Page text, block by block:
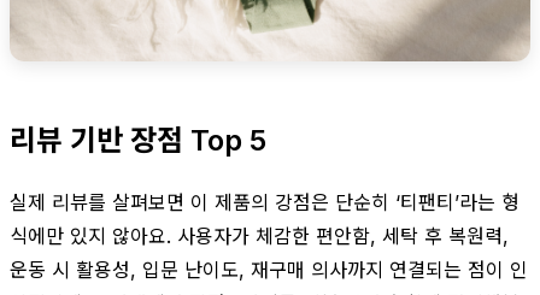
리뷰 기반 장점 Top 5
실제 리뷰를 살펴보면 이 제품의 강점은 단순히 ‘티팬티’라는 형
식에만 있지 않아요. 사용자가 체감한 편안함, 세탁 후 복원력,
운동 시 활용성, 입문 난이도, 재구매 의사까지 연결되는 점이 인